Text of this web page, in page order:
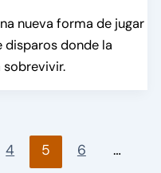
nueva forma de jugar
disparos donde la
4 5 6
…